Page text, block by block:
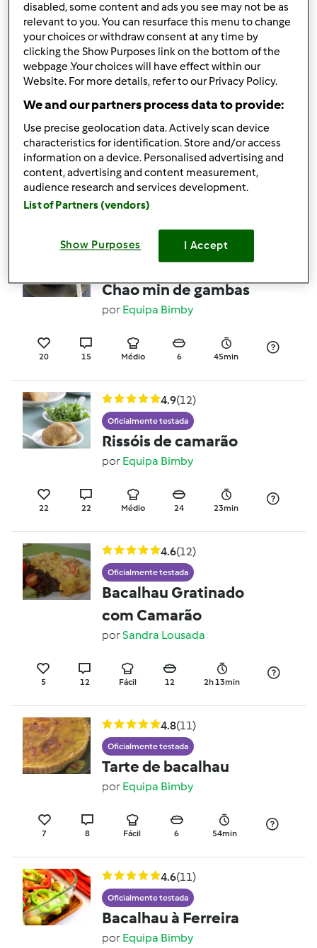
Médio 1h 25min
4.5(14)
Salmão ao Vapor com
Bróculos e Batatinhas
Novas
porGast
20 16 Fácil
(14)
Chao min de gambas
por Equipa Bimby
20 15 Médio 6 45min
4.9(12)
Oficialmente testada
Rissóis de camarão
por Equipa Bimby
22 22 Médio 24 23min
4.6(12)
Oficialmente testada
Bacalhau Gratinado
com Camarão
porSandra Lousada
5 12 Fácil 12 2h 13min
4.8(11)
Oficialmente testada
Tarte de bacalhau
por Equipa Bimby
7 8 Fácil 6 54min
4.6(11)
Oficialmente testada
Bacalhau à Ferreira
por Equipa Bimby
disabled, some content and ads you see may not be as
relevant to you. You can resurface this menu to change
your choices or withdraw consent at any time by
clicking the Show Purposes link on the bottom of the
webpage .Your choices will have effect within our
Website. For more details, refer to our Privacy Policy.
We and our partners process data to provide:
Use precise geolocation data. Actively scan device
characteristics for identification. Store and/or access
information on a device. Personalised advertising and
content, advertising and content measurement,
audience research and services development.
List of Partners (vendors)
Show Purposes I Accept